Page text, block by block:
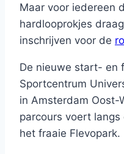
Maar voor iedereen
hardlooprokjes
inschrijven voor de
De nieuwe start- en
Sportcentrum
in Amsterdam Oost-
parcours voert
het fraaie Flevopark.